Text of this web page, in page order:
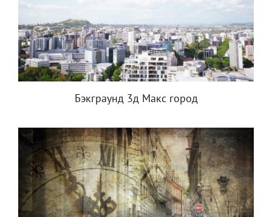
Бэкграунд 3д Макс город